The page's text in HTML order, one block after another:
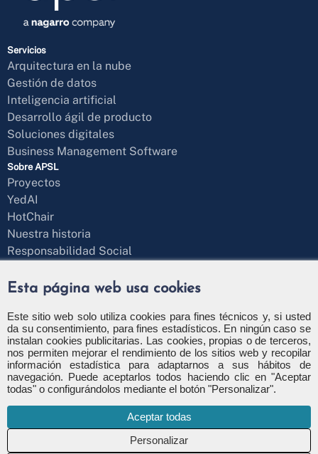
Servicios
Arquitectura en la nube
Gestión de datos
Inteligencia artificial
Desarrollo ágil de producto
Soluciones digitales
Business Management Software
Sobre APSL
Proyectos
YedAI
HotChair
Nuestra historia
Responsabilidad Social
¿Hablamos?
Formulario de contacto
+34 971 43 97 71
info@apsl.net
Política de cookies
Canal de denuncia
Esta página web usa cookies
Este sitio web solo utiliza cookies para fines técnicos y, si usted
da su consentimiento, para fines estadísticos. En ningún caso se
instalan cookies publicitarias. Las cookies, propias o de terceros,
nos permiten mejorar el rendimiento de los sitios web y recopilar
información estadística para adaptarnos a sus hábitos de
navegación. Puede aceptarlos todos haciendo clic en "Aceptar
todas" o configurándolos mediante el botón "Personalizar".
Aceptar todas